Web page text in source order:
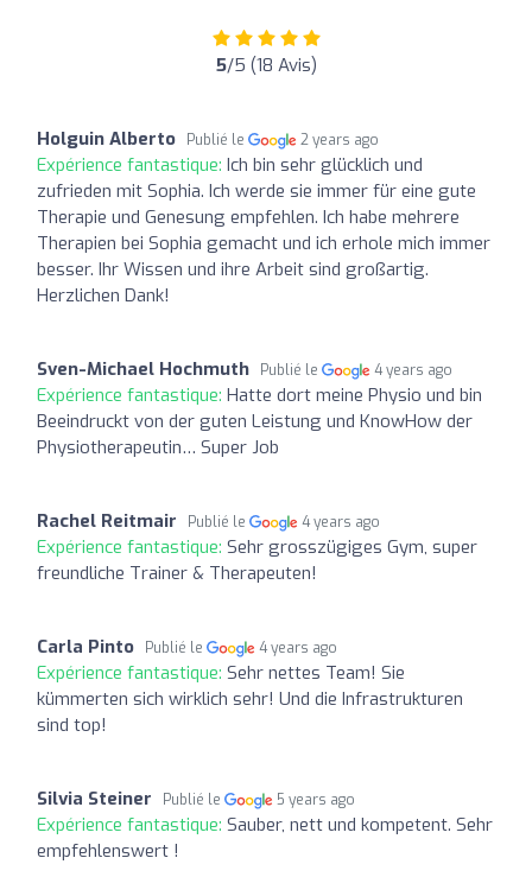
5/5 (18 Avis)
Holguin Alberto Publié le 2 years ago
Expérience fantastique: Ich bin sehr glücklich und
zufrieden mit Sophia. Ich werde sie immer für eine gute
Therapie und Genesung empfehlen. Ich habe mehrere
Therapien bei Sophia gemacht und ich erhole mich immer
besser. Ihr Wissen und ihre Arbeit sind großartig.
Herzlichen Dank!
Sven-Michael Hochmuth Publié le 4 years ago
Expérience fantastique: Hatte dort meine Physio und bin
Beeindruckt von der guten Leistung und KnowHow der
Physiotherapeutin… Super Job
Rachel Reitmair Publié le 4 years ago
Expérience fantastique: Sehr grosszügiges Gym, super
freundliche Trainer & Therapeuten!
Carla Pinto Publié le 4 years ago
Expérience fantastique: Sehr nettes Team! Sie
kümmerten sich wirklich sehr! Und die Infrastrukturen
sind top!
Silvia Steiner Publié le 5 years ago
Expérience fantastique: Sauber, nett und kompetent. Sehr
empfehlenswert !